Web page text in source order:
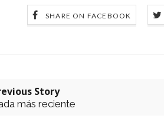
SHARE ON FACEBOOK
Story
más reciente